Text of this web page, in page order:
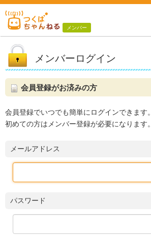
メンバー
メンバーログイン
会員登録がお済みの方
会員登録でいつでも簡単にログインできます。
初めての方はメンバー登録が必要になります。
メールアドレス
パスワード